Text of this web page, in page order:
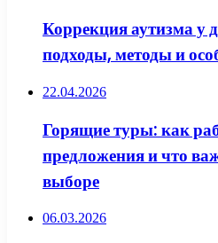
Коррекция аутизма у
подходы, методы и
22.04.2026
Горящие туры: как
предложения и что
выборе
06.03.2026